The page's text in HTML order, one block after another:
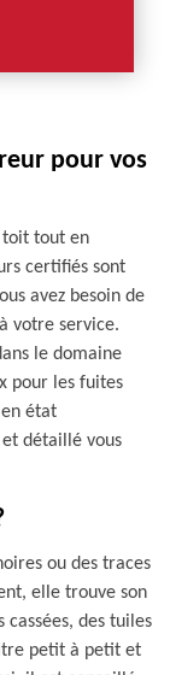
pour vos
toit tout en
certifiés sont
avez besoin de
votre service.
le domaine
pour les fuites
état
détaillé vous
ou des traces
elle trouve son
des tuiles
petit à petit et